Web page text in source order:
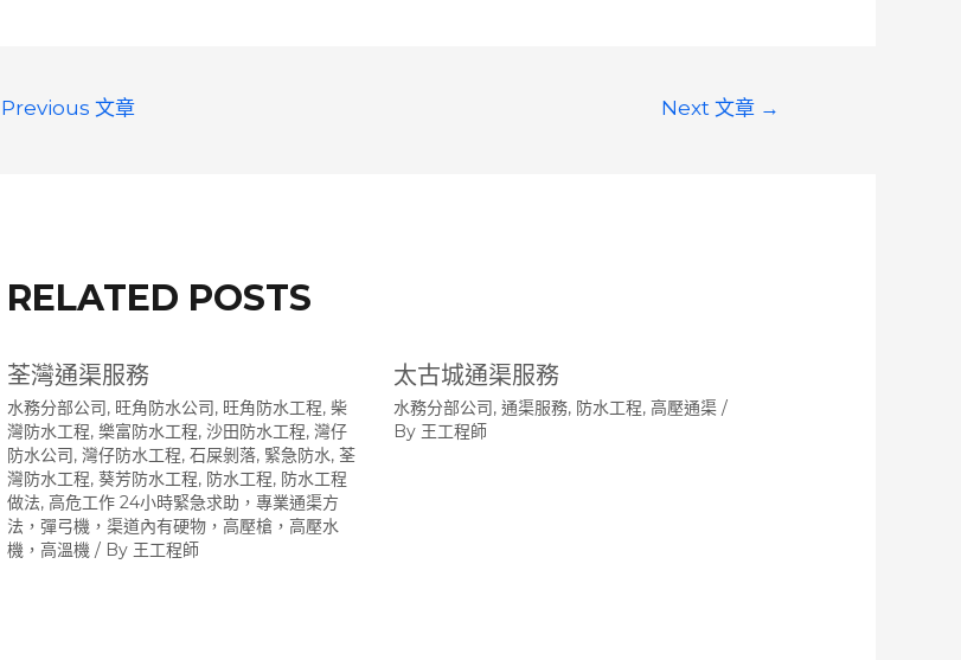
Previous 文章 Next 文章 →
RELATED POSTS
荃灣通渠服務
水務分部公司, 旺角防水公司, 旺角防水工程, 柴
灣防水工程, 樂富防水工程, 沙田防水工程, 灣仔
防水公司, 灣仔防水工程, 石屎剝落, 緊急防水, 荃
灣防水工程, 葵芳防水工程, 防水工程, 防水工程
做法, 高危工作 24小時緊急求助，專業通渠方
法，彈弓機，渠道內有硬物，高壓槍，高壓水
機，高溫機/ By 王工程師
太古城通渠服務
水務分部公司, 通渠服務, 防水工程, 高壓通渠/
By 王工程師